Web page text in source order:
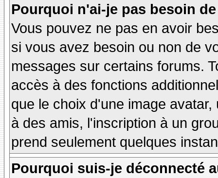
Pourquoi n'ai-je pas besoin
Vous pouvez ne pas en avoir
si vous avez besoin ou non de
messages sur certains forums.
accès à des fonctions
que le choix d'une image
à des amis, l'inscription à un
prend seulement quelques
Pourquoi suis-je déconnecté